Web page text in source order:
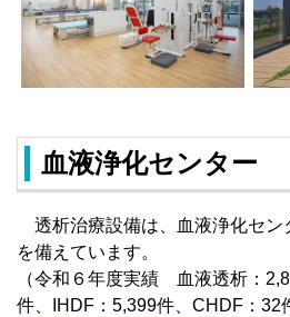
血液浄化センター
透析治療設備は、血液浄化セン
を備えています。
（令和６年度実績 血液透析：
件、IHDF：5,399件、CHDF：32